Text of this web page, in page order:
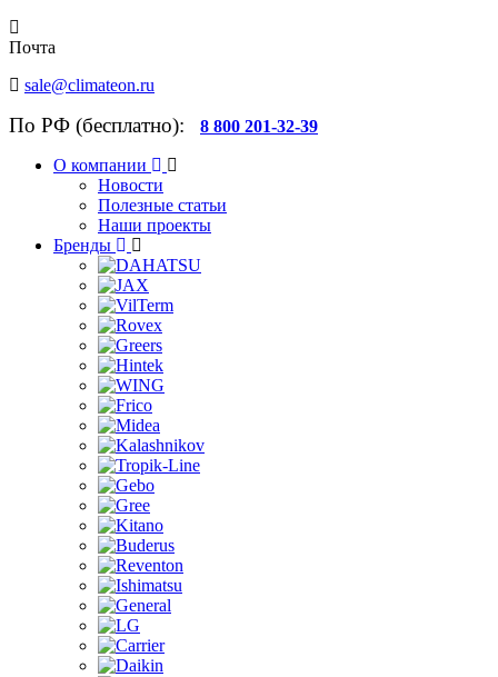
Почта
sale@climateon.ru
По РФ (бесплатно): 8 800 201-32-39
О компании
Новости
Полезные статьи
Наши проекты
Бренды